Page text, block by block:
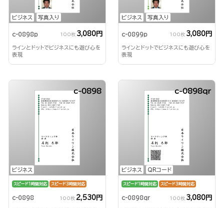
ビジネス 写真入り
c-0898p 100枚 3,080円
ラインとドットでビジネスにも遊び心を
表現
ビジネス 写真入り
c-0899p 100枚 3,080円
ラインとドットでビジネスにも遊び心を
表現
ビジネス
c-0898
スピード1時間対応 スピード3時間対応
c-0898 100枚 2,530円
ビジネス QRコード
c-0898qr
スピード1時間対応 スピード3時間対応
c-0898qr 100枚 3,080円